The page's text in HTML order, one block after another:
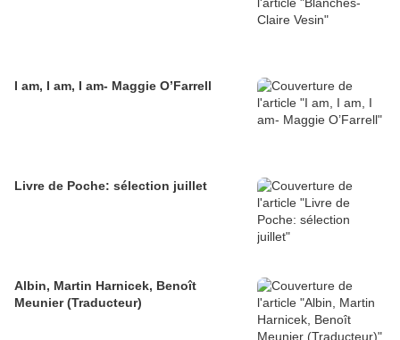
I am, I am, I am- Maggie O’Farrell
Livre de Poche: sélection juillet
Albin, Martin Harnicek, Benoît
Meunier (Traducteur)